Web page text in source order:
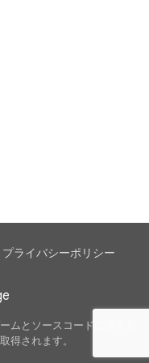
プライバシーポリシー
ムとソースコードに関する
得されます。